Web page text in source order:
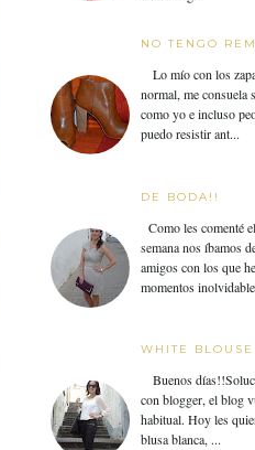
NO TENGO
Lo mío con los
normal, me consuela
como yo e incluso
puedo resistir ant...
DE BODA!!
Como les comenté
semana nos íbamos
amigos con los que
momentos
WHITE BLOUSE
Buenos
con blogger, el blog
habitual. Hoy les
blusa blanca, ...